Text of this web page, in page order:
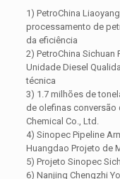
1) PetroChina
processamento de
da eficiência
2) PetroChina
Unidade Diesel
técnica
3) 1.7 milhões de
de olefinas conversão
Chemical Co., Ltd.
4) Sinopec Pipeline
Huangdao Projeto de
5) Projeto Sinopec
6) Nanjing Chengzhi